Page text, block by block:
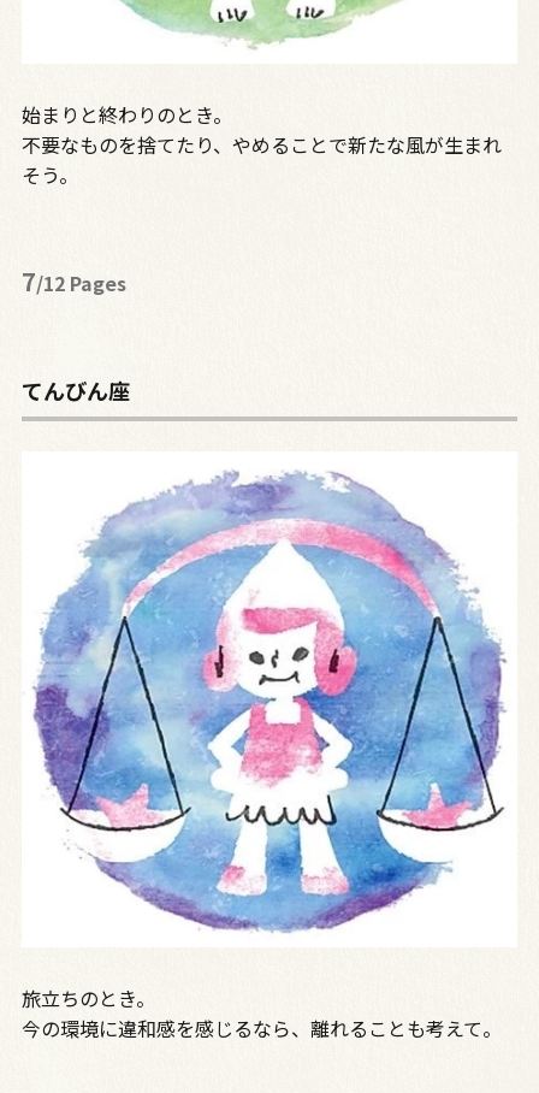
始まりと終わりのとき。
不要なものを捨てたり、やめることで新たな風が生まれ
そう。
7/12 Pages
てんびん座
旅立ちのとき。
今の環境に違和感を感じるなら、離れることも考えて。